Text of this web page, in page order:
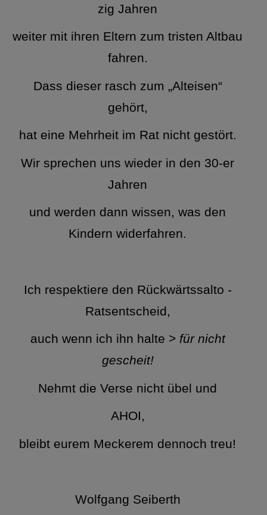
zig Jahren
weiter mit ihren Eltern zum tristen Altbau
fahren.
Dass dieser rasch zum „Alteisen“
gehört,
hat eine Mehrheit im Rat nicht gestört.
Wir sprechen uns wieder in den 30-er
Jahren
und werden dann wissen, was den
Kindern widerfahren.
Ich respektiere den Rückwärtssalto -
Ratsentscheid,
auch wenn ich ihn halte > für nicht
gescheit!
Nehmt die Verse nicht übel und
AHOI,
bleibt eurem Meckerem dennoch treu!
Wolfgang Seiberth